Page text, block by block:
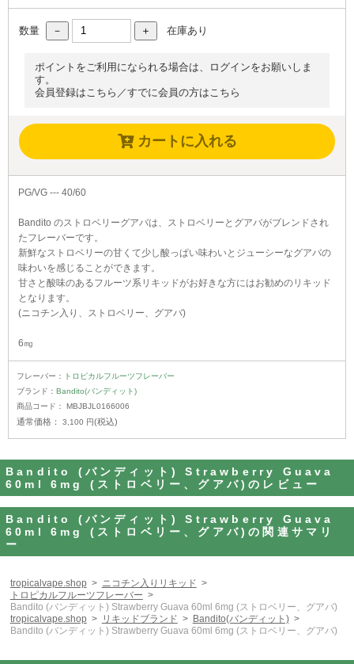
数量 在庫あり
ポイントをご利用になられる場合は、ログインをお願いしま
す。
会員登録はこちら ／すでに会員の方はこちら
カートに入れる
PG/VG --- 40/60
Bandito のストロベリーグアバは、ストロベリーとグアバがブレンドされ
たフレーバーです。
新鮮なストロベリーの甘くて少し酸っぱい味わいとジューシーなグアバの
味わいを感じることができます。
甘さと酸味のあるフルーツ系リキッドがお好きな方にはお勧めのリキッド
となります。
(ニコチン入り、ストロベリー、グアバ)
6㎎
フレーバー：
トロピカルフルーツフレーバー
ブランド： Bandito(バンディット)
商品コード： MBJBJL0166006
通常価格： 3,100 円(税込)
Bandito (バンディット) Strawberry Guava
60ml 6mg (ストロベリー、グアバ)のレビュー
Bandito (バンディット) Strawberry Guava
60ml 6mg (ストロベリー、グアバ)の関連サマリ
ー
tropicalvape.shop
ニコチン入りリキッド
トロピカルフルーツフレーバー
Bandito (バンディット) Strawberry Guava 60ml 6mg (ストロベリー、グアバ)
tropicalvape.shop
リキッドブランド
Bandito(バンディット)
Bandito (バンディット) Strawberry Guava 60ml 6mg (ストロベリー、グアバ)